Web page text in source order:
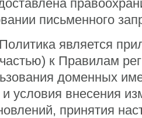
письменного
является
к Правилам
доменных
условия внесения
принятия